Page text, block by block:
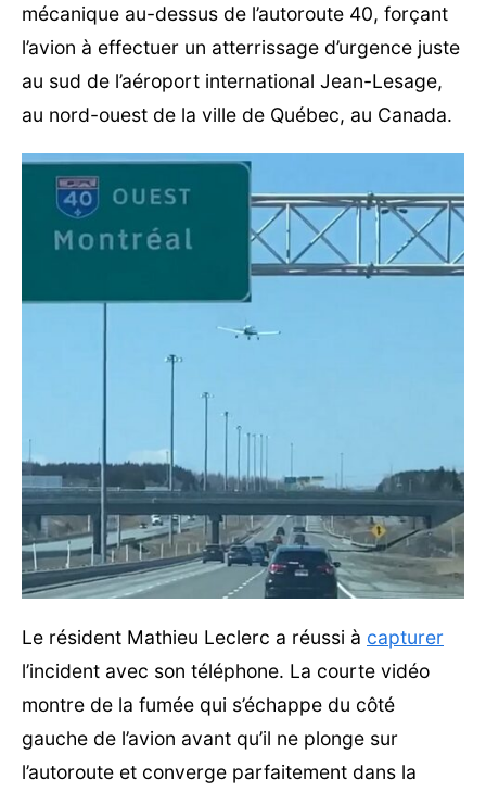
mécanique au-dessus de l’autoroute 40, forçant
l’avion à effectuer un atterrissage d’urgence juste
au sud de l’aéroport international Jean-Lesage,
au nord-ouest de la ville de Québec, au Canada.
Le résident Mathieu Leclerc a réussi à capturer
l’incident avec son téléphone. La courte vidéo
montre de la fumée qui s’échappe du côté
gauche de l’avion avant qu’il ne plonge sur
l’autoroute et converge parfaitement dans la